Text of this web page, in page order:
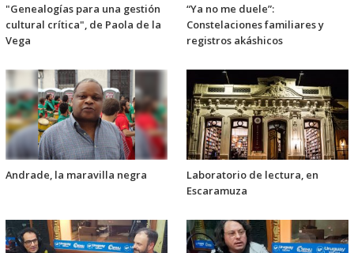
"Genealogías para una gestión
cultural crítica", de Paola de la
Vega
“Ya no me duele”:
Constelaciones familiares y
registros akáshicos
Andrade, la maravilla negra
Laboratorio de lectura, en
Escaramuza